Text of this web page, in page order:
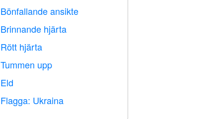
Bönfallande ansikte
Brinnande hjärta
Rött hjärta
Tummen upp
Eld
Flagga: Ukraina